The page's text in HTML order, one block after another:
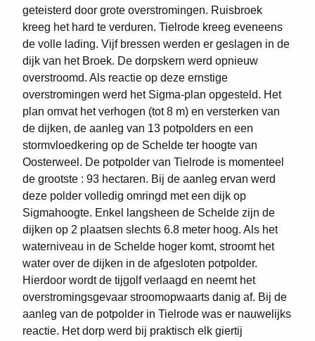
geteisterd door grote overstromingen. Ruisbroek
kreeg het hard te verduren. Tielrode kreeg eveneens
de volle lading. Vijf bressen werden er geslagen in de
dijk van het Broek. De dorpskern werd opnieuw
overstroomd. Als reactie op deze ernstige
overstromingen werd het Sigma-plan opgesteld. Het
plan omvat het verhogen (tot 8 m) en versterken van
de dijken, de aanleg van 13 potpolders en een
stormvloedkering op de Schelde ter hoogte van
Oosterweel. De potpolder van Tielrode is momenteel
de grootste : 93 hectaren. Bij de aanleg ervan werd
deze polder volledig omringd met een dijk op
Sigmahoogte. Enkel langsheen de Schelde zijn de
dijken op 2 plaatsen slechts 6.8 meter hoog. Als het
waterniveau in de Schelde hoger komt, stroomt het
water over de dijken in de afgesloten potpolder.
Hierdoor wordt de tijgolf verlaagd en neemt het
overstromingsgevaar stroomopwaarts danig af. Bij de
aanleg van de potpolder in Tielrode was er nauwelijks
reactie. Het dorp werd bij praktisch elk giertij